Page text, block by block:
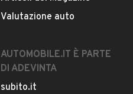
Valutazione auto
AUTOMOBILE.IT È PARTE
DI ADEVINTA
subito.it